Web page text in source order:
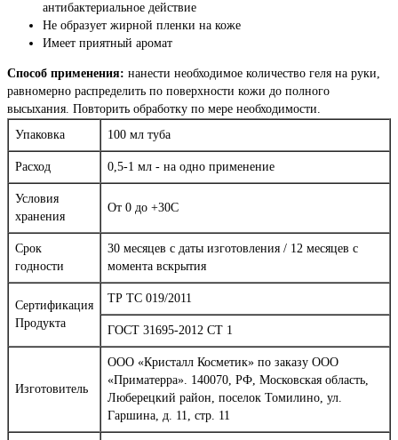
антибактериальное действие
Не образует жирной пленки на коже
Имеет приятный аромат
Способ применения: нанести необходимое количество геля на руки,
равномерно распределить по поверхности кожи до полного
высыхания. Повторить обработку по мере необходимости.
Упаковка
100 мл туба
Расход 0,5-1 мл - на одно применение
Условия
хранения
От 0 до +30С
Срок
годности
30 месяцев с даты изготовления / 12 месяцев с
момента вскрытия
Сертификация
Продукта
ТР ТС 019/2011
ГОСТ 31695-2012 СТ 1
Изготовитель
ООО «Кристалл Косметик» по заказу ООО
«Приматерра». 140070, РФ, Московская область,
Люберецкий район, поселок Томилино, ул.
Гаршина, д. 11, стр. 11